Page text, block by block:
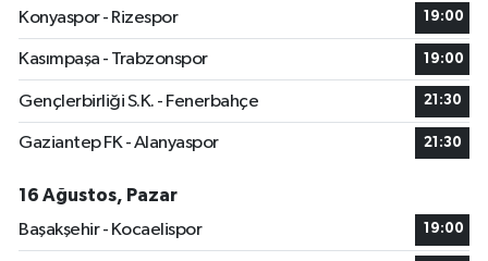
Konyaspor - Rizespor
19:00
Kasımpaşa - Trabzonspor 19:00
Gençlerbirliği S.K. - Fenerbahçe 21:30
Gaziantep FK - Alanyaspor 21:30
16 Ağustos, Pazar
Başakşehir - Kocaelispor
19:00